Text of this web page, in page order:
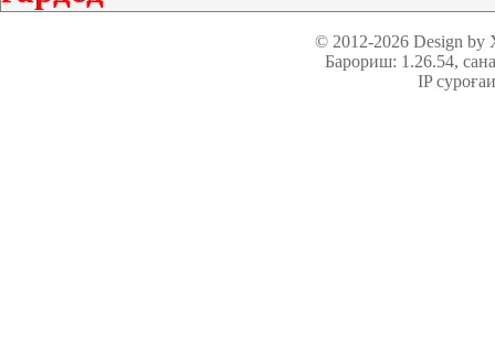
© 2012-2026 Design
Барориш: 1.26.54,
IP